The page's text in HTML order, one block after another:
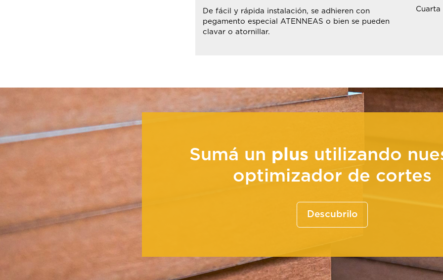
De fácil y rápida instalación, se adhieren con
pegamento especial ATENNEAS o bien se pueden
clavar o atornillar.
Cuarta
Sumá un plus utilizando
optimizador de cortes
Descubrilo